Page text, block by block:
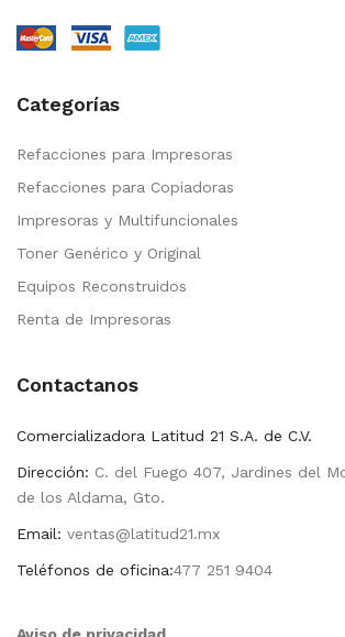
Categorías
Refacciones para Impresoras
Refacciones para Copiadoras
Impresoras y Multifuncionales
Toner Genérico y Original
Equipos Reconstruidos
Renta de Impresoras
Contactanos
Comercializadora Latitud 21 S.A. de C.V.
Dirección: C. del Fuego 407, Jardines del
de los Aldama, Gto.
Email: ventas@latitud21.mx
Teléfonos de oficina:477 251 9404